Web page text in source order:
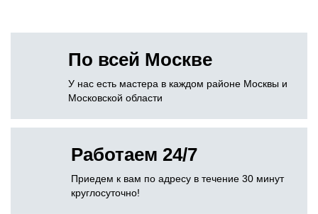
По всей Москве
У нас есть мастера в каждом районе Москвы и
Московской области
Работаем 24/7
Приедем к вам по адресу в течение 30 минут
круглосуточно!